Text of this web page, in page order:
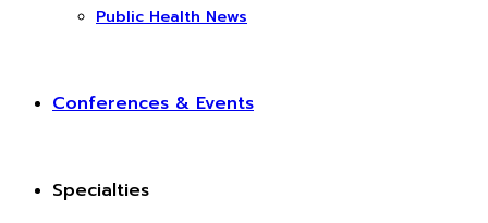
Public Health News
Conferences & Events
Specialties